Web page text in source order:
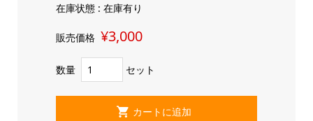
在庫状態 : 在庫有り
販売価格 ¥3,000
数量 セット